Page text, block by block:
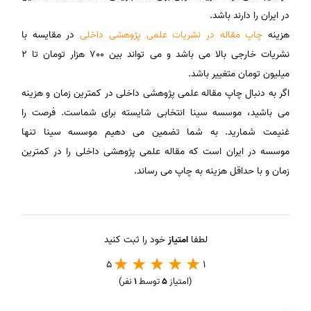
در ایران را دارند باشد.
هزینه چاپ مقاله در نشریات علمی پژوهشی داخلیدر مقایسه با
نشریات خارجی بالا می باشد و می تواند بین 700 هزار تومان تا 2
میلیون تومان متغییر باشد.
اگر به دنبال چاپ مقاله علمی پژوهشی داخلی در کمترین زمان و هزینه
می باشید، موسسه سینا انتخابی شایسته برای شماست. فرصت را
غنیمت شمارید. به شما تضمین می دهیم موسسه سینا تنها
موسسه در ایران است که مقاله علمی پژوهشی داخلی را در کمترین
زمان و با حداقل هزینه به چاپ می رساند.
لطفاامتیازخود را ثبت کنید
1
5
(امتیاز5توسط1نفر)